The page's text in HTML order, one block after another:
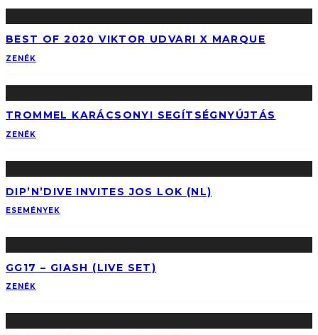
BEST OF 2020 VIKTOR UDVARI X MARQUE
ZENÉK
TROMMEL KARÁCSONYI SEGÍTSÉGNYÚJTÁS
ZENÉK
DIP’N’DIVE INVITES JOS LOK (NL)
ESEMÉNYEK
GG17 – GIASH (LIVE SET)
ZENÉK